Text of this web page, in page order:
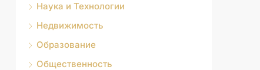
Наука и Технологии
Недвижимость
Образование
Общественность